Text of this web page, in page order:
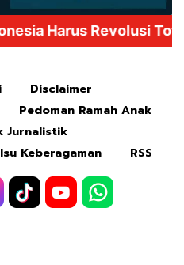
Disclaimer
Pedoman Ramah Anak
Jurnalistik
Keberagaman
RSS